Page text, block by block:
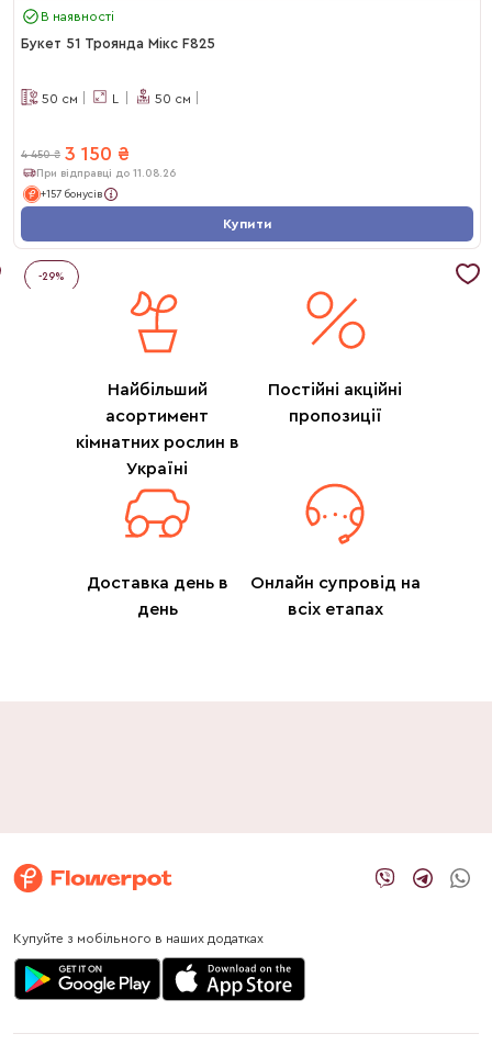
В наявності
Букет 51 Троянда Мікс F825
50 см L 50 см
4 450 ₴ 3 150 ₴
При відправці до 11.08.26
+157 бонусів
Купити
-29%
Найбільший
асортимент
кімнатних рослин в
Україні
Постійні акційні
пропозиції
Доставка день в
день
Онлайн супровід на
всіх етапах
Купуйте з мобільного в наших додатках